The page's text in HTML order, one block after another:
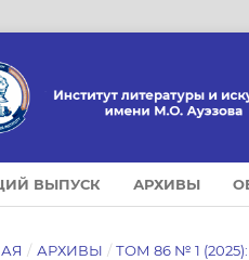
ВЫПУСК АРХИВЫ
/ АРХИВЫ / ТОМ 86 № 1